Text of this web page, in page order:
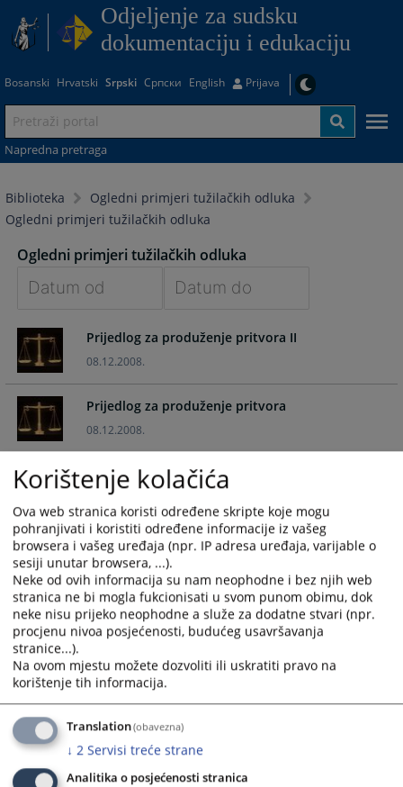
Odjeljenje za sudsku
dokumentaciju i edukaciju
Bosanski Hrvatski Srpski Српски English Prijava
Napredna pretraga
Biblioteka
Ogledni primjeri tužilačkih odluka
Ogledni primjeri tužilačkih odluka
Ogledni primjeri tužilačkih odluka
forward
to
interact
with
the
calendar
and
select
date.
Press
the
question
mark
key
to
get
the
keyboard
shortcuts
for
changing
dates.
forward
with
the
and
select
date.
Press
the
question
mark
key
to
the
for
changing
dates.
Prijedlog za produženje pritvora II
08.12.2008.
Prijedlog za produženje pritvora
08.12.2008.
Prijedlog za određivanje pritvora - tačke b) i c)
08.12.2008.
Prijedlog za određivanje pritvora – tačke a), b) i
d)
08.12.2008.
Optužnica – poreska utaja (član 273. st. 2 KZ
08.12.2008.
BiH)
08.12.2008.
Korištenje kolačića
Ova web stranica koristi određene skripte koje mogu
pohranjivati i koristiti određene informacije iz vašeg
browsera i vašeg uređaja (npr. IP adresa uređaja, varijable o
sesiji unutar browsera, ...).
Neke od ovih informacija su nam neophodne i bez njih web
stranica ne bi mogla fukcionisati u svom punom obimu, dok
neke nisu prijeko neophodne a služe za dodatne stvari (npr.
procjenu nivoa posjećenosti, budućeg usavršavanja
stranice...).
Na ovom mjestu možete dozvoliti ili uskratiti pravo na
korištenje tih informacija.
Translation(obavezna)
↓ 2 Servisi treće strane
Analitika o posjećenosti stranica